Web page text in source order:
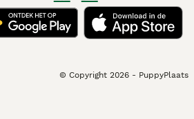
© Copyright 2026 - PuppyPlaats